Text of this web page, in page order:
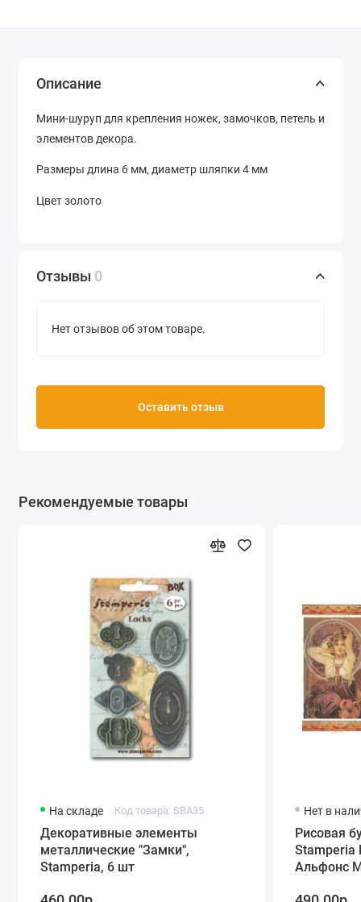
Описание
Мини-шуруп для крепления ножек, замочков, петель и
элементов декора.
Размеры длина 6 мм, диаметр шляпки 4 мм
Цвет золото
Отзывы 0
Нет отзывов об этом товаре.
Оставить отзыв
Рекомендуемые товары
На складе Код товара: SBA35
Декоративные элементы
металлические "Замки",
Stamperia, 6 шт
Нет в
Рисовая
Stamperia
Альфонс